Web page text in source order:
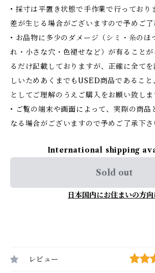
• 採寸は平置き状態で手作業で行っており
差が生じる場合がございますので予めご了
• お品物に多少のダメージ（シミ・糸のほ
れ・小さな穴・色褪せなど）が有ること
るだけ記載しておりますが、正確に全て
しいためあくまでもUSED商品であるこ
としてご理解のうえご購入をお願い致しま
• ご覧の端末や画面によって、実際の商品
なる場合がございますので予めご了承下さ
International shipping
Sold out
日本国内にお住まいの方向
レビュー